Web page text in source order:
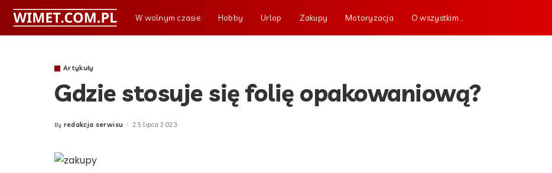
W wolnym czasie Hobby Urlop Zakupy Motoryzacja O wszystkim …
Artykuły
Gdzie stosuje się folię opakowaniową?
Posted
By redakcja serwisu 25 lipca 2023